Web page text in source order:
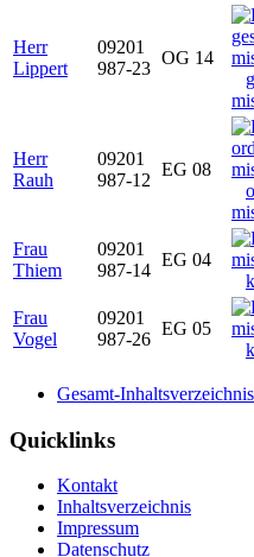
Herr
Lippert
09201
987-23
OG 14
Herr
Rauh
09201
987-12
EG 08
Frau
Thiem
09201
987-14
EG 04
Frau
Vogel
09201
987-26
EG 05
Gesamt-Inhaltsverzeichnis
Quicklinks
Kontakt
Inhaltsverzeichnis
Impressum
Datenschutz